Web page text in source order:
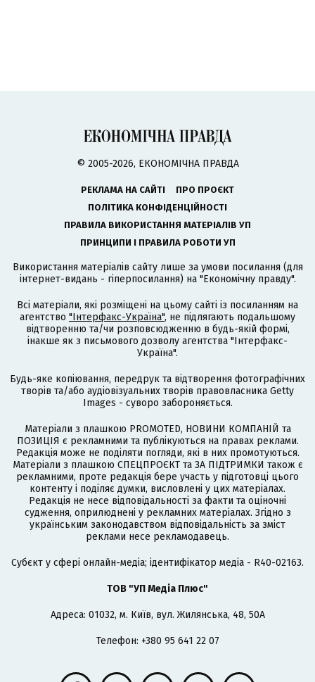
© 2005-2026, ЕКОНОМІЧНА ПРАВДА
РЕКЛАМА НА САЙТІ
ПРО ПРОЄКТ
ПОЛІТИКА КОНФІДЕНЦІЙНОСТІ
ПРАВИЛА ВИКОРИСТАННЯ МАТЕРІАЛІВ УП
ПРИНЦИПИ І ПРАВИЛА РОБОТИ УП
Використання матеріалів сайту лише за умови посилання (для
інтернет-видань - гіперпосилання) на "Економічну правду".
Всі матеріали, які розміщені на цьому сайті із посиланням на
агентство "Інтерфакс-Україна", не підлягають подальшому
відтворенню та/чи розповсюдженню в будь-якій формі,
інакше як з письмового дозволу агентства "Інтерфакс-
Україна".
Будь-яке копіювання, передрук та відтворення фотографічних
творів та/або аудіовізуальних творів правовласника Getty
Images - суворо забороняється.
Матеріали з плашкою PROMOTED, НОВИНИ КОМПАНІЙ та
ПОЗИЦІЯ є рекламними та публікуються на правах реклами.
Редакція може не поділяти погляди, які в них промотуються.
Матеріали з плашкою СПЕЦПРОЄКТ та ЗА ПІДТРИМКИ також є
рекламними, проте редакція бере участь у підготовці цього
контенту і поділяє думки, висловлені у цих матеріалах.
Редакція не несе відповідальності за факти та оціночні
судження, оприлюднені у рекламних матеріалах. Згідно з
українським законодавством відповідальність за зміст
реклами несе рекламодавець.
Cубєкт у сфері онлайн-медіа; ідентифікатор медіа - R40-02163.
ТОВ "УП Медіа Плюс"
Адреса: 01032, м. Київ, вул. Жилянська, 48, 50А
Телефон: +380 95 641 22 07